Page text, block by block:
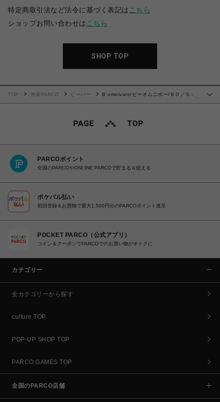
特定商取引法など法令に基づく表記は こちら
ショップお問い合わせは こちら
SHOP TOP
TOP 池袋PARCO ビーバー
B omnivore/ビーオムニボー/ＢＯ／ＳＵ
PARCOポイント
全国のPARCOやONLINE PARCOで貯まる＆使える
ポケパル払い
初回登録＆お買物で最大1,500円分のPARCOポイント進呈
POCKET PARCO（公式アプリ）
コイン＆クーポンでPARCOでのお買い物がオトクに
カテゴリー
全カテゴリーから探す
culture TOP
POP-UP SHOP TOP
PARCO GAMES TOP
全国のPARCO店舗